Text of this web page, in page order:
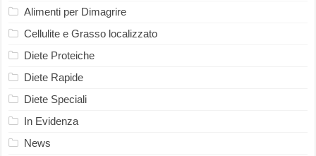
Alimenti per Dimagrire
Cellulite e Grasso localizzato
Diete Proteiche
Diete Rapide
Diete Speciali
In Evidenza
News